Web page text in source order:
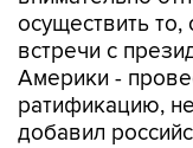
осуществить
встречи с
Америки -
ратификацию,
добавил